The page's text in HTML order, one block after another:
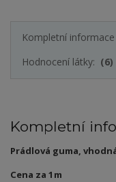
Kompletní
Hodnocení látky:
6
Kompletní
Prádlová guma,
Cena za 1m